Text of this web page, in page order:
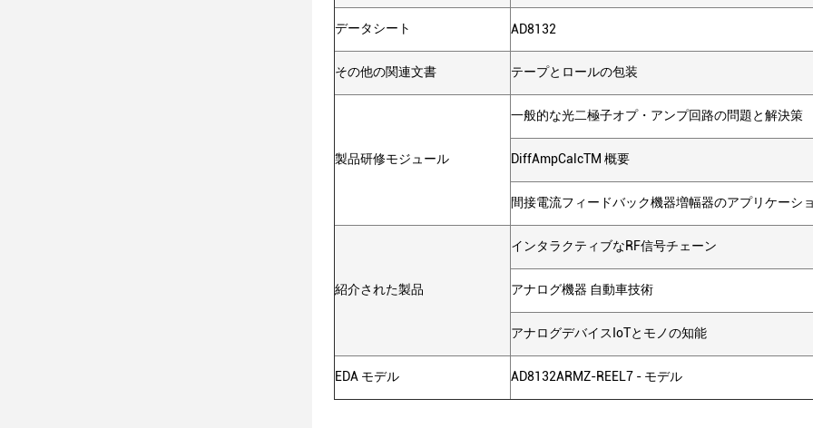
データシート AD8132
その他の関連文書 テープとロールの包装
製品研修モジュール
一般的な光二極子オプ・アンプ回路の問題と解決策
DiffAmpCalcTM 概要
間接電流フィードバック機器増幅器のアプリケーシ
紹介された製品
インタラクティブなRF信号チェーン
アナログ機器 自動車技術
アナログデバイスIoTとモノの知能
EDA モデル AD8132ARMZ-REEL7 - モデル